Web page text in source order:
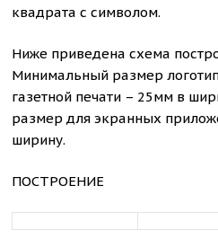
квадрата с символом.
Ниже приведена схема
Минимальный размер
газетной печати – 25мм в
размер для экранных
ширину.
ПОСТРОЕНИЕ